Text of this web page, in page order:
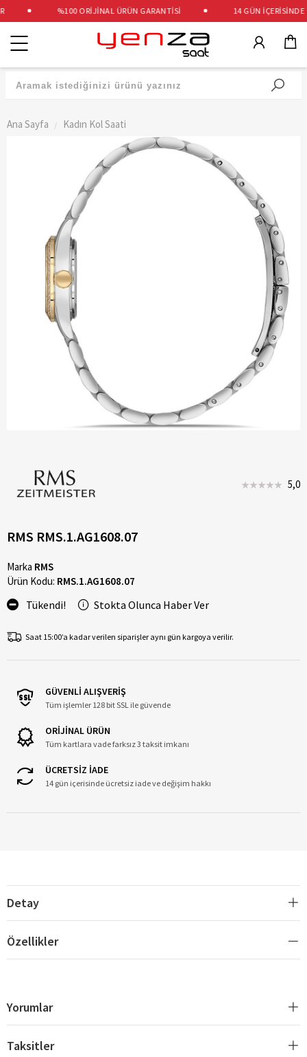
%100 ORİJİNAL ÜRÜN GARANTİSİ 14 GÜN İÇERİSİNDE
Kategoriler
Ana Sayfa Kadın Kol Saati
5,0
RMS RMS.1.AG1608.07
Marka RMS
Ürün Kodu: RMS.1.AG1608.07
Tükendi! Stokta Olunca Haber Ver
Saat 15:00’a kadar verilen siparişler aynı gün kargoya verilir.
GÜVENLİ ALIŞVERİŞ
Tüm işlemler 128 bit SSL ile güvende
ORİJİNAL ÜRÜN
Tüm kartlara vade farksız 3 taksit imkanı
ÜCRETSİZ İADE
14 gün içerisinde ücretsiz iade ve değişim hakkı
Detay
Özellikler
Yorumlar
Taksitler